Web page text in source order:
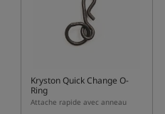
Kryston Quick Change O-
Ring
Attache rapide avec anneau